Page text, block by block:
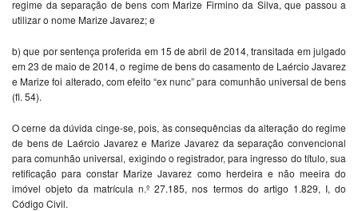
regime da separação de bens com Marize Firmino da Silva, que passou a
utilizar o nome Marize Javarez; e
b) que por sentença proferida em 15 de abril de 2014, transitada em julgado
em 23 de maio de 2014, o regime de bens do casamento de Laércio Javarez
e Marize foi alterado, com efeito “ex nunc” para comunhão universal de bens
(fl. 54).
O cerne da dúvida cinge-se, pois, às consequências da alteração do regime
de bens de Laércio Javarez e Marize Javarez da separação convencional
para comunhão universal, exigindo o registrador, para ingresso do título, sua
retificação para constar Marize Javarez como herdeira e não meeira do
imóvel objeto da matrícula n.º 27.185, nos termos do artigo 1.829, I, do
Código Civil.